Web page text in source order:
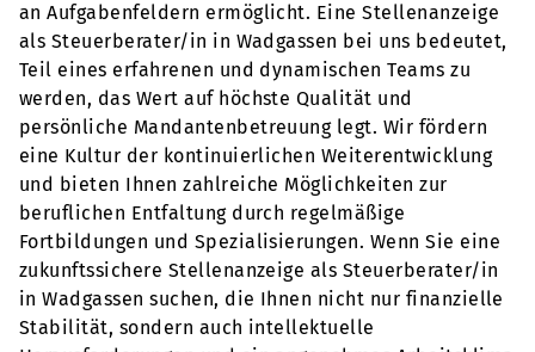
an Aufgabenfeldern ermöglicht. Eine Stellenanzeige
als Steuerberater/in in Wadgassen bei uns bedeutet,
Teil eines erfahrenen und dynamischen Teams zu
werden, das Wert auf höchste Qualität und
persönliche Mandantenbetreuung legt. Wir fördern
eine Kultur der kontinuierlichen Weiterentwicklung
und bieten Ihnen zahlreiche Möglichkeiten zur
beruflichen Entfaltung durch regelmäßige
Fortbildungen und Spezialisierungen. Wenn Sie eine
zukunftssichere Stellenanzeige als Steuerberater/in
in Wadgassen suchen, die Ihnen nicht nur finanzielle
Stabilität, sondern auch intellektuelle